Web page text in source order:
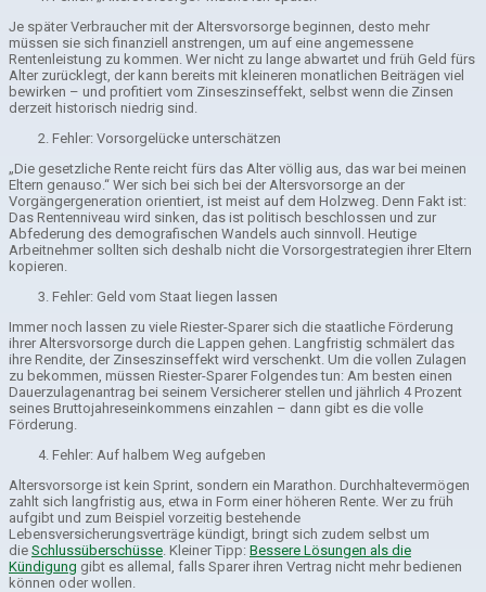
Je später Verbraucher mit der Altersvorsorge beginnen, desto mehr
müssen sie sich finanziell anstrengen, um auf eine angemessene
Rentenleistung zu kommen. Wer nicht zu lange abwartet und früh Geld fürs
Alter zurücklegt, der kann bereits mit kleineren monatlichen Beiträgen viel
bewirken – und profitiert vom Zinseszinseffekt, selbst wenn die Zinsen
derzeit historisch niedrig sind.
Fehler: Vorsorgelücke unterschätzen
„Die gesetzliche Rente reicht fürs das Alter völlig aus, das war bei meinen
Eltern genauso.“ Wer sich bei sich bei der Altersvorsorge an der
Vorgängergeneration orientiert, ist meist auf dem Holzweg. Denn Fakt ist:
Das Rentenniveau wird sinken, das ist politisch beschlossen und zur
Abfederung des demografischen Wandels auch sinnvoll. Heutige
Arbeitnehmer sollten sich deshalb nicht die Vorsorgestrategien ihrer Eltern
kopieren.
Fehler: Geld vom Staat liegen lassen
Immer noch lassen zu viele Riester-Sparer sich die staatliche Förderung
ihrer Altersvorsorge durch die Lappen gehen. Langfristig schmälert das
ihre Rendite, der Zinseszinseffekt wird verschenkt. Um die vollen Zulagen
zu bekommen, müssen Riester-Sparer Folgendes tun: Am besten einen
Dauerzulagenantrag bei seinem Versicherer stellen und jährlich 4 Prozent
seines Bruttojahreseinkommens einzahlen – dann gibt es die volle
Förderung.
Fehler: Auf halbem Weg aufgeben
Altersvorsorge ist kein Sprint, sondern ein Marathon. Durchhaltevermögen
zahlt sich langfristig aus, etwa in Form einer höheren Rente. Wer zu früh
aufgibt und zum Beispiel vorzeitig bestehende
Lebensversicherungsverträge kündigt, bringt sich zudem selbst um
die Schlussüberschüsse . Kleiner Tipp: Bessere Lösungen als die
Kündigung gibt es allemal, falls Sparer ihren Vertrag nicht mehr bedienen
können oder wollen.